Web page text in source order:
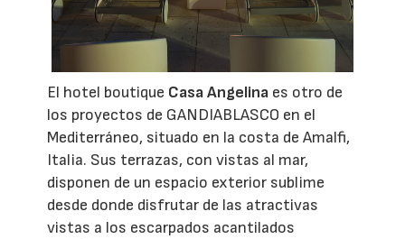
El hotel boutique Casa Angelina es otro de
los proyectos de GANDIABLASCO en el
Mediterráneo, situado en la costa de Amalfi,
Italia. Sus terrazas, con vistas al mar,
disponen de un espacio exterior sublime
desde donde disfrutar de las atractivas
vistas a los escarpados acantilados